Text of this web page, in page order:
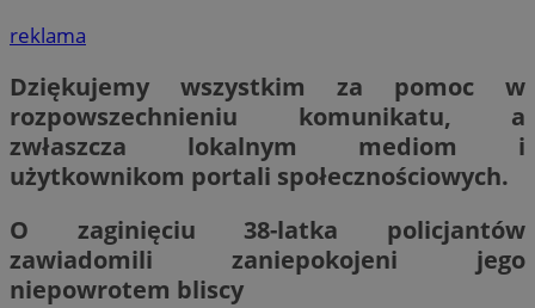
reklama
Dziękujemy wszystkim za pomoc w
rozpowszechnieniu komunikatu, a
zwłaszcza lokalnym mediom i
użytkownikom portali społecznościowych.
O zaginięciu 38-latka policjantów
zawiadomili zaniepokojeni jego
niepowrotem bliscy